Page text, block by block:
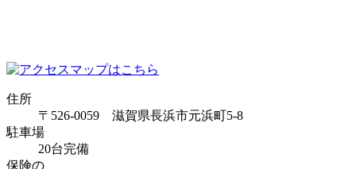
住所
〒526-0059 滋賀県長浜市元浜町5-8
駐車場
20台完備
保険の